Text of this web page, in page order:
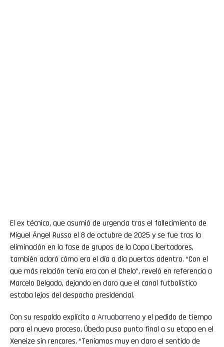
El ex técnico, que asumió de urgencia tras el fallecimiento de
Miguel Ángel Russo el 8 de octubre de 2025 y se fue tras la
eliminación en la fase de grupos de la Copa Libertadores,
también aclaró cómo era el día a día puertas adentro. “Con el
que más relación tenía era con el Chelo”, reveló en referencia a
Marcelo Delgado, dejando en claro que el canal futbolístico
estaba lejos del despacho presidencial.
Con su respaldo explícito a Arruabarrena y el pedido de tiempo
para el nuevo proceso, Úbeda puso punto final a su etapa en el
Xeneize sin rencores. “Teníamos muy en claro el sentido de